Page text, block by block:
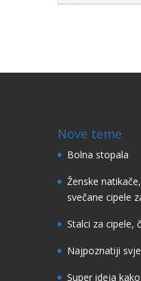
Nove teme
Bolna stopala
Ženske
svečane cipele
Stalci za cipele,
Najpoznatiji
Super ideja